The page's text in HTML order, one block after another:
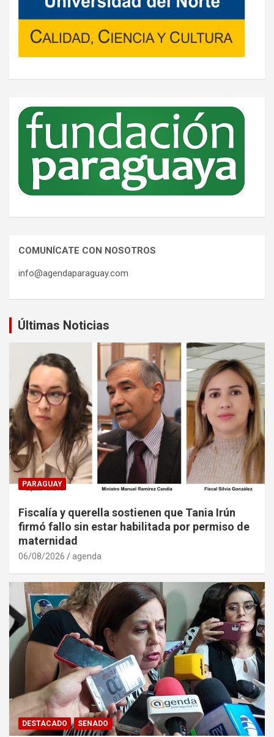
COMUNÍCATE CON NOSOTROS
info@agendaparaguay.com
Últimas Noticias
PARAGUAY
Fiscalía y querella sostienen que Tania Irún
firmó fallo sin estar habilitada por permiso de
maternidad
06/08/2026 agenda
DESTACADO SENADO